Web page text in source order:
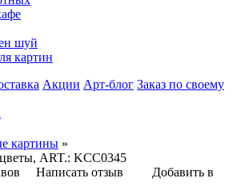
шуй
картин
Акции Арт-блог Заказ по своему
картины »
ART.: KCC0345
Написать отзыв
Добавить в